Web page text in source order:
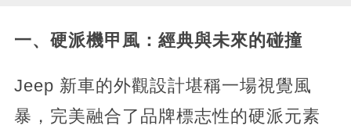
一、硬派機甲風：經典與未來的碰撞
Jeep 新車的外觀設計堪稱一場視覺風
暴，完美融合了品牌標志性的硬派元素